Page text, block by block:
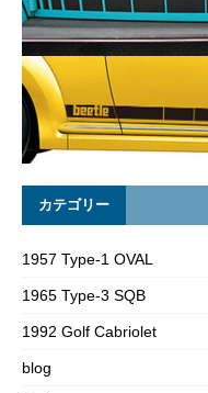
カテゴリー
1957 Type-1 OVAL
1965 Type-3 SQB
1992 Golf Cabriolet
blog